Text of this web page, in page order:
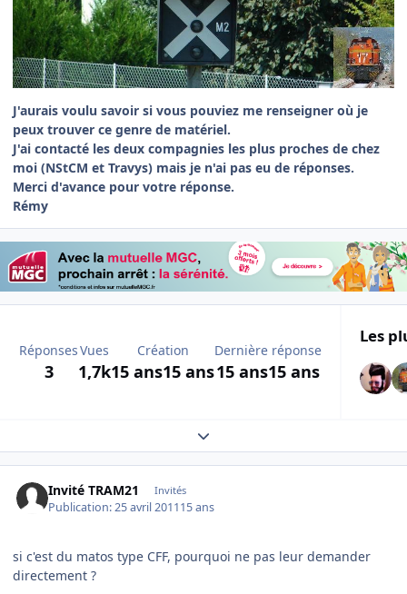
J'aurais voulu savoir si vous pouviez me renseigner où je
peux trouver ce genre de matériel.
J'ai contacté les deux compagnies les plus proches de chez
moi (NStCM et Travys) mais je n'ai pas eu de réponses.
Merci d'avance pour votre réponse.
Rémy
Réponses
3
Vues
1,7k
Création
15 ans15 ans
Dernière réponse
15 ans15 ans
Les
Expand topic overview
Invité TRAM21 Invités
Publication:25 avril 201115 ans
si c'est du matos type CFF, pourquoi ne pas leur demander
directement ?